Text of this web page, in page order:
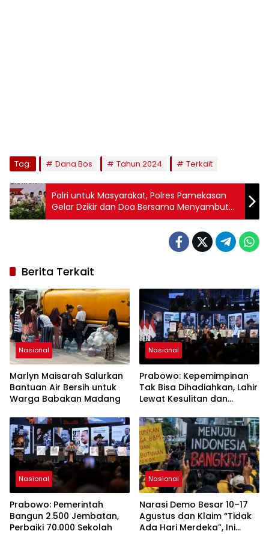
Tag: Dana Bos Tahun 2024 Terkait
Polri untuk Masyarakat, Polres Pamekasan
Gelar Dzikir dan Doa Bersama Menyambut
hari Bhayangkara Ke-79
Berita Terkait
Nasional
Marlyn Maisarah Salurkan
Bantuan Air Bersih untuk
Warga Babakan Madang
Nasional
Prabowo: Kepemimpinan
Tak Bisa Dihadiahkan, Lahir
Lewat Kesulitan dan
Nasional
Prabowo: Pemerintah
Bangun 2.500 Jembatan,
Perbaiki 70.000 Sekolah
Nasional
Narasi Demo Besar 10–17
Agustus dan Klaim “Tidak
Ada Hari Merdeka”, Ini